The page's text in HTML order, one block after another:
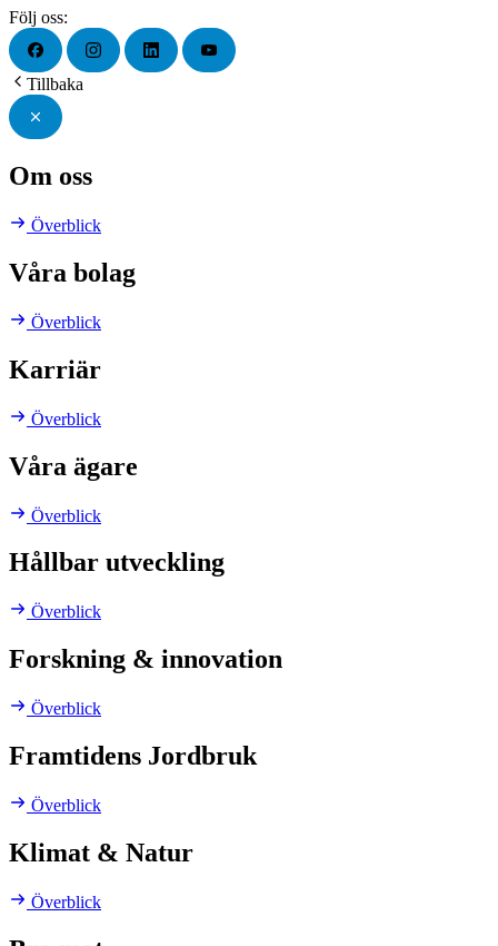
Följ oss:
Tillbaka
Om oss
Överblick
Våra bolag
Överblick
Karriär
Överblick
Våra ägare
Överblick
Hållbar utveckling
Överblick
Forskning & innovation
Överblick
Framtidens Jordbruk
Överblick
Klimat & Natur
Överblick